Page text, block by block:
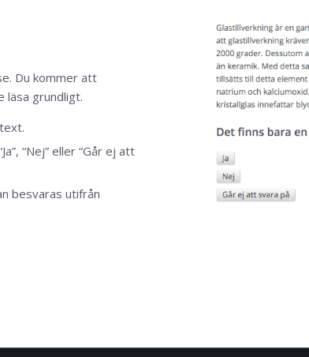
Du kommer att
läsa grundligt.
“Nej” eller “Går ej att
besvaras utifrån